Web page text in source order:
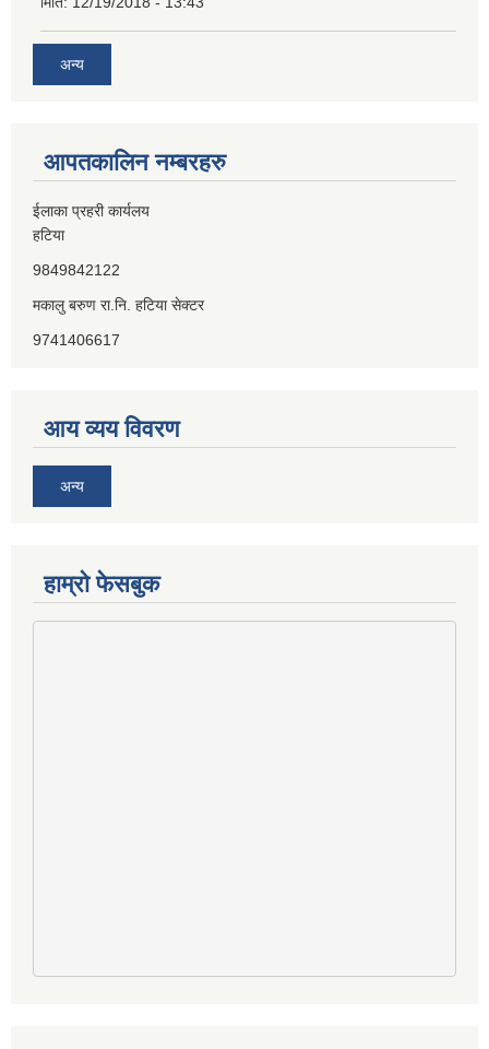
अन्य
आपतकालिन नम्बरहरु
ईलाका प्रहरी कार्यलय
हटिया
9849842122
मकालु बरुण रा.नि. हटिया सेक्टर
9741406617
आय व्यय विवरण
अन्य
हाम्राे फेसबुक